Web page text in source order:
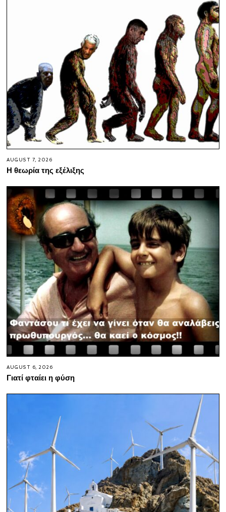
AUGUST 7, 2026
Η θεωρία της εξέλιξης
AUGUST 6, 2026
Γιατί φταίει η φύση